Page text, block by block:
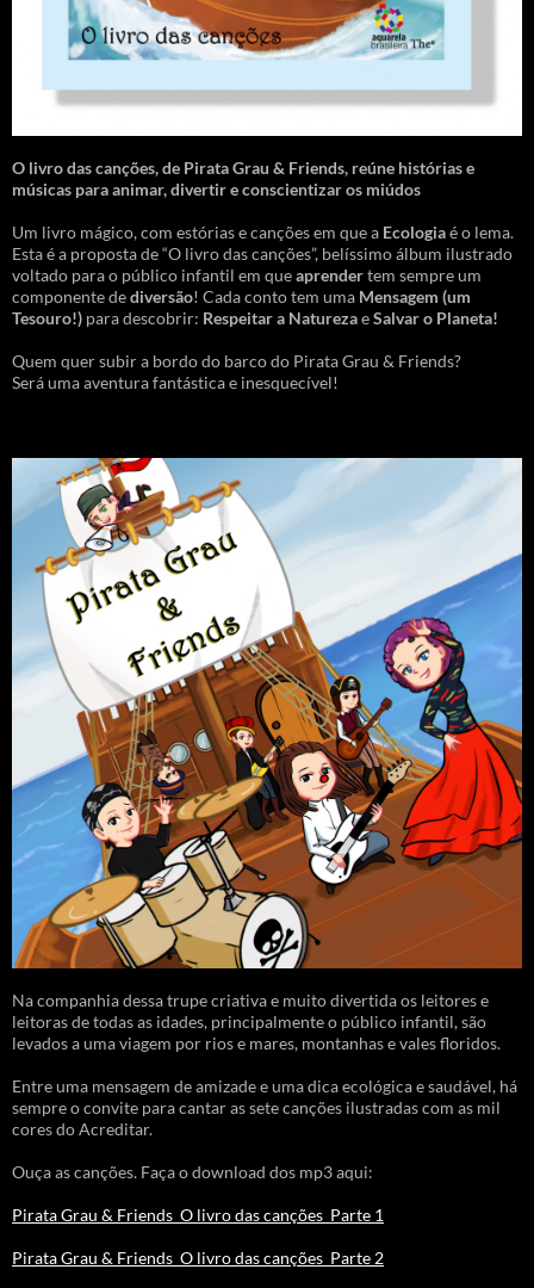
O livro das canções,de Pirata Grau & Friends, reúne histórias e
músicas para animar, divertir e conscientizar os miúdos
Um livro mágico, com estórias e canções em que a Ecologiaé o lema.
Esta é a proposta de “O livro das canções”, belíssimo álbum ilustrado
voltado para o público infantil em queaprendertem sempre um
componente dediversão! Cada conto tem uma Mensagem (um
Tesouro!) para descobrir: Respeitar a NaturezaeSalvar o Planeta!
Quem quer subir a bordo do barco do Pirata Grau & Friends?
Será uma aventura fantástica e inesquecível!
Na companhia dessa trupe criativa e muito divertida os leitores e
leitoras de todas as idades, principalmente o público infantil, são
levados a uma viagem por rios e mares, montanhas e vales floridos.
Entre uma mensagem de amizade e uma dica ecológica e saudável, há
sempre o convite para cantar as sete canções ilustradas com as mil
cores do Acreditar.
Ouça as canções. Faça o download dos mp3 aqui:
Pirata Grau & Friends_O livro das canções_Parte 1
Pirata Grau & Friends_O livro das canções_Parte 2